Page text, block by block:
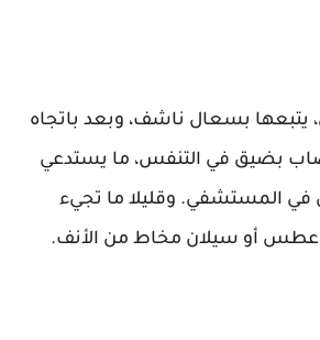
يتبعها بسعال ناشف، وبعد باتجاه
بضيق في التنفس، ما يستدعي
المستشفي. وقليلا ما تجيء
عطس أو سيلان مخاط من الأنف.